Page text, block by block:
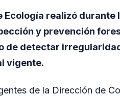
Ecología realizó durante
y prevención
de detectar
vigente.
de la Dirección de